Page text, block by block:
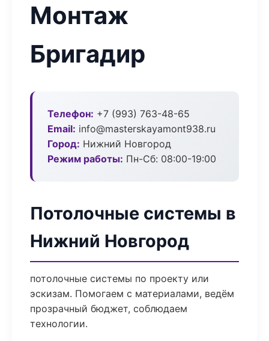
Монтаж
Бригадир
Телефон: +7 (993) 763-48-65
Email: info@masterskayamont938.ru
Город: Нижний Новгород
Режим работы: Пн-Сб: 08:00-19:00
Потолочные системы в
Нижний Новгород
потолочные системы по проекту или
эскизам. Помогаем с материалами, ведём
прозрачный бюджет, соблюдаем
технологии.